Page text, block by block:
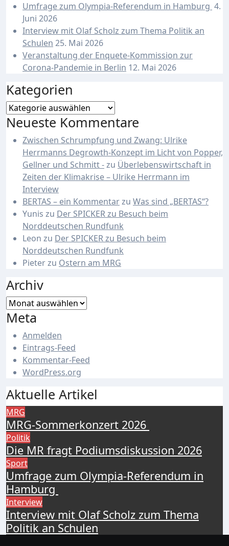
Umfrage zum Olympia-Referendum in Hamburg 4.
Juni 2026
Interview mit Olaf Scholz zum Thema Politik an
Schulen 25. Mai 2026
Veranstaltung der Enquete-Kommission zur
Corona-Pandemie in Berlin 12. Mai 2026
Kategorien
Kategorien
Neueste Kommentare
Zwischen Schrumpfung und Zwang: Ulrike
Herrmanns Degrowth-Konzept im Licht von Popper,
Gellner und Schmitt -zu Überlebenswirtschaft in
Zeiten der Klimakrise – Ulrike Herrmann im
Interview
BERTAS – ein Kommentarzu Was sind „BERTAS“?
Yunis zu Der SPICKER zu Besuch beim
Norddeutschen Rundfunk
Leon zu Der SPICKER zu Besuch beim
Norddeutschen Rundfunk
Pieterzu Ostern am MRG
Archiv
Archiv
Meta
Anmelden
Eintrags-Feed
Kommentar-Feed
WordPress.org
Aktuelle Artikel
MRG
MRG-Sommerkonzert 2026
Politik
Die MR fragt Podiumsdiskussion 2026
Sport
Umfrage zum Olympia-Referendum in
Hamburg
Interview
Interview mit Olaf Scholz zum Thema
Politik an Schulen